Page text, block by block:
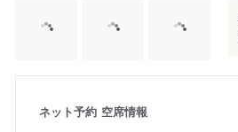
ネット予約 空席情報